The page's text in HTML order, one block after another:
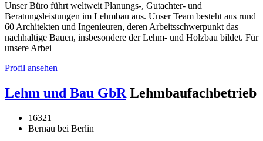
Unser Büro führt weltweit Planungs-, Gutachter- und
Beratungsleistungen im Lehmbau aus. Unser Team besteht aus rund
60 Architekten und Ingenieuren, deren Arbeitsschwerpunkt das
nachhaltige Bauen, insbesondere der Lehm- und Holzbau bildet. Für
unsere Arbei
Profil ansehen
Lehm und Bau GbR Lehmbaufachbetrieb
16321
Bernau bei Berlin